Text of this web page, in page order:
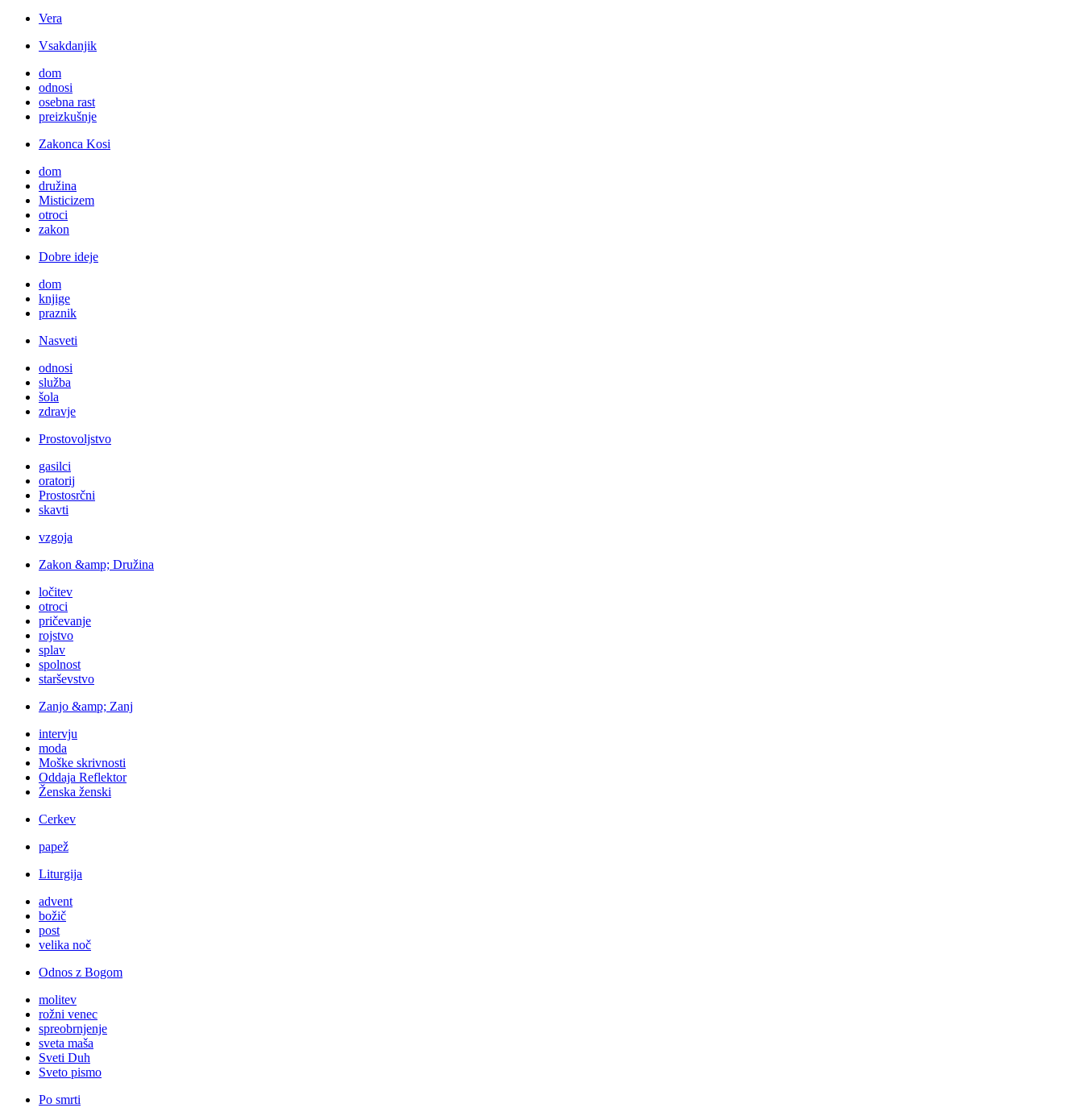
Vera
Vsakdanjik
dom
odnosi
osebna rast
preizkušnje
Zakonca Kosi
dom
družina
Misticizem
otroci
zakon
Dobre ideje
dom
knjige
praznik
Nasveti
odnosi
služba
šola
zdravje
Prostovoljstvo
gasilci
oratorij
Prostosrčni
skavti
vzgoja
Zakon &amp; Družina
ločitev
otroci
pričevanje
rojstvo
splav
spolnost
starševstvo
Zanjo &amp; Zanj
intervju
moda
Moške skrivnosti
Oddaja Reflektor
Ženska ženski
Cerkev
papež
Liturgija
advent
božič
post
velika noč
Odnos z Bogom
molitev
rožni venec
spreobrnjenje
sveta maša
Sveti Duh
Sveto pismo
Po smrti